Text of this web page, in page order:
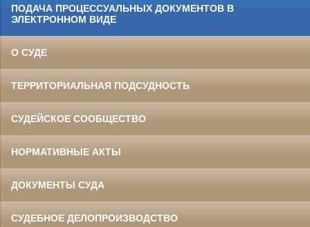
ПОДАЧА ПРОЦЕССУАЛЬНЫХ ДОКУМЕНТОВ В
ЭЛЕКТРОННОМ ВИДЕ
О СУДЕ
ТЕРРИТОРИАЛЬНАЯ ПОДСУДНОСТЬ
СУДЕЙСКОЕ СООБЩЕСТВО
НОРМАТИВНЫЕ АКТЫ
ДОКУМЕНТЫ СУДА
СУДЕБНОЕ ДЕЛОПРОИЗВОДСТВО